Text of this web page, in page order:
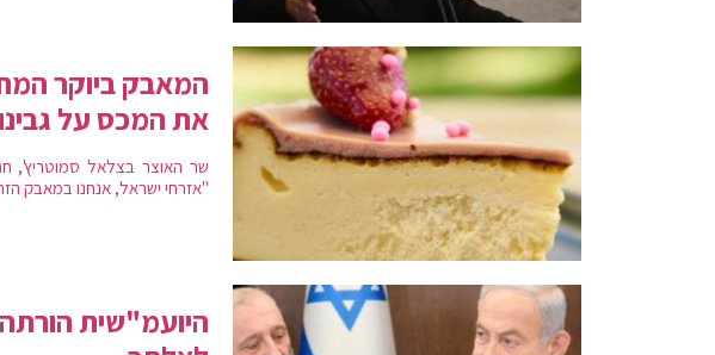
המאבק ביוקר
את המכס על
שר האוצר בצלאל סמוטריץ',
"אזרחי ישראל, אנחנו במאבק
היועמ"שית